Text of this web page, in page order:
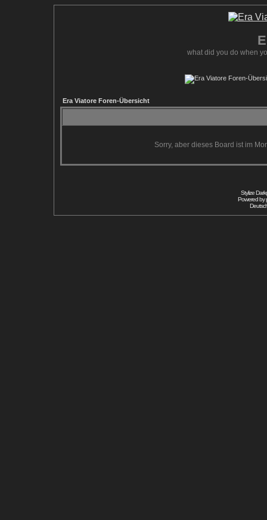
what did you do when
Era Viatore Foren-Übersicht
Sorry, aber dieses Board ist im
Stylize
Powered by